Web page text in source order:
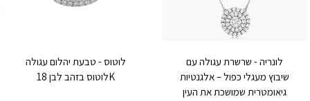
לוטוס - טבעת יהלום עגולה
לוטוס בזהב לבן 18K
לונריה - שרשרת עגולה עם
שיבוץ מעגלי כפול – אלגנטיות
גיאומטרית שמושכת את העין